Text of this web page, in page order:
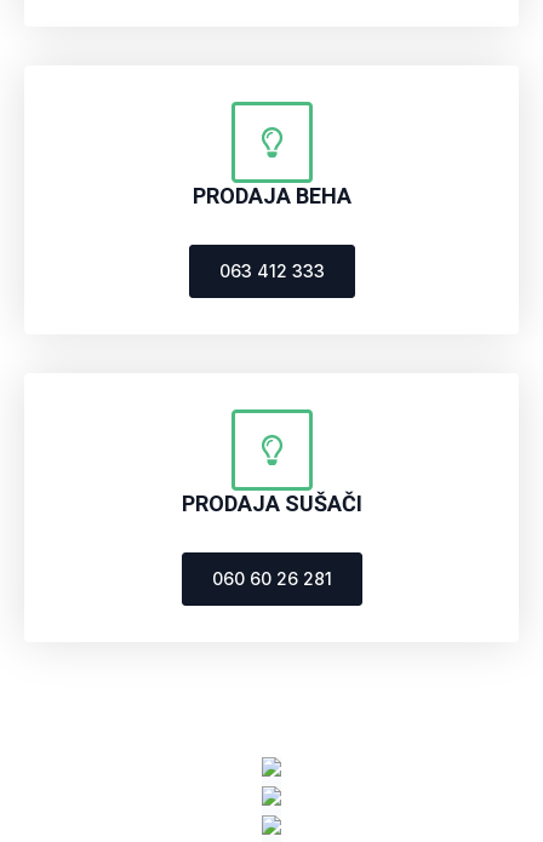
PRODAJA BEHA
063 412 333
PRODAJA SUŠAČI
060 60 26 281